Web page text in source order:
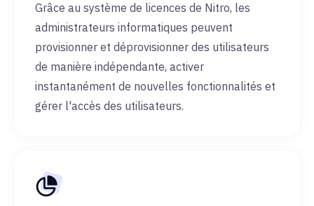
Grâce au système de licences de Nitro, les
administrateurs informatiques peuvent
provisionner et déprovisionner des utilisateurs
de manière indépendante, activer
instantanément de nouvelles fonctionnalités et
gérer l'accès des utilisateurs.